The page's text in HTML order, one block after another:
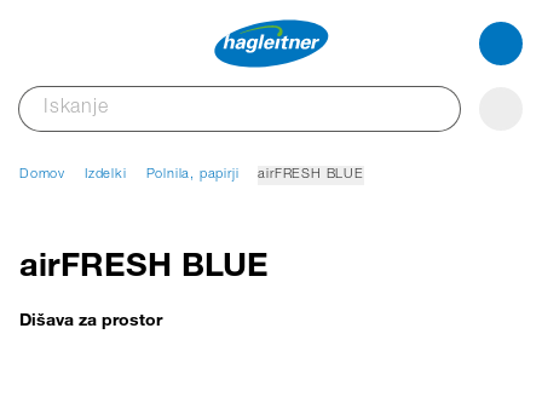
Domov Izdelki Polnila, papirji airFRESH BLUE
airFRESH BLUE
Dišava za prostor